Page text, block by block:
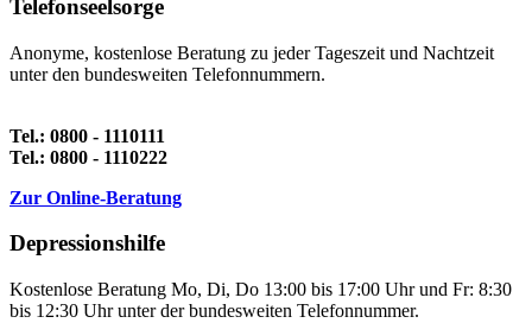
Telefonseel­sorge
Anonyme, kostenlose Beratung zu jeder Tageszeit und Nachtzeit
unter den bundesweiten Telefonnummern.
Tel.: 0800 - 1110111
Tel.: 0800 - 1110222
Zur Online-Beratung
Depressionshilfe
Kostenlose Beratung Mo, Di, Do 13:00 bis 17:00 Uhr und Fr: 8:30
bis 12:30 Uhr unter der bundesweiten Telefonnummer.